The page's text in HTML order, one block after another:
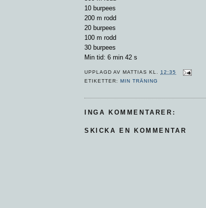
10 burpees
200 m rodd
20 burpees
100 m rodd
30 burpees
Min tid: 6 min 42 s
UPPLAGD AVMATTIAS KL. 12:35
ETIKETTER:MIN TRÄNING
INGA KOMMENTARER:
SKICKA EN KOMMENTAR